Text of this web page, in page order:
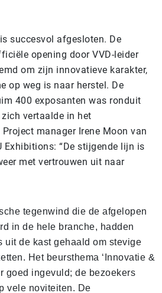
succesvol afgesloten. De
opening door VVD-leider
om zijn innovatieve karakter,
op weg is naar herstel. De
400 exposanten was ronduit
vertaalde in het
manager Irene Moon van
Exhibitions: “De stijgende lijn is
met vertrouwen uit naar
tegenwind die de afgelopen
in de hele branche, hadden
uit de kast gehaald om stevige
Het beursthema ‘Innovatie &
goed ingevuld; de bezoekers
vele noviteiten. De